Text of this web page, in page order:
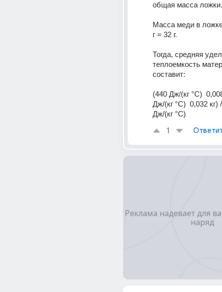
общая масса
Масса меди в
г = 32 г.
Тогда, средняя
теплоемкость
составит:
(440 Дж/(кг °С)
Дж/(кг °С)  0,032 кг)
Дж/(кг °С)
1